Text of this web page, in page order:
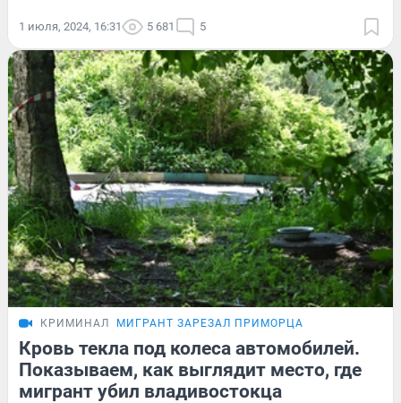
1 июля, 2024, 16:31 5 681 5
КРИМИНАЛ МИГРАНТ ЗАРЕЗАЛ ПРИМОРЦА
Кровь текла под колеса автомобилей.
Показываем, как выглядит место, где
мигрант убил владивостокца